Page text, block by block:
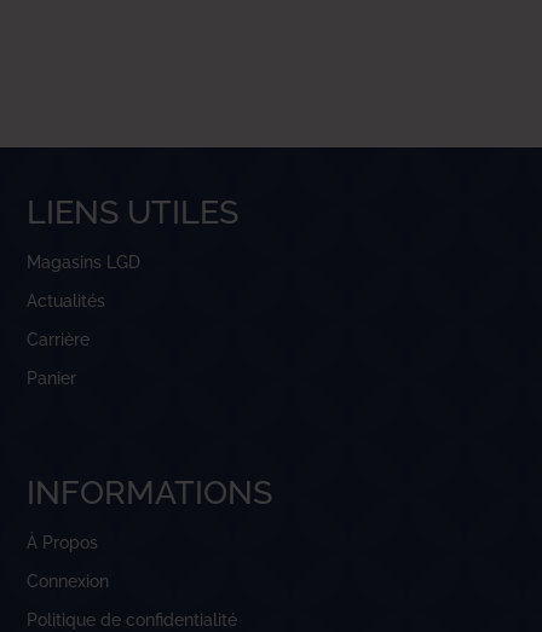
LIENS UTILES
Magasins LGD
Actualités
Carrière
Panier
INFORMATIONS
À Propos
Connexion
Politique de confidentialité